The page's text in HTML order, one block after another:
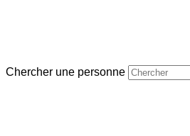
Chercher une personne